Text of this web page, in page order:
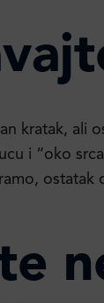
kratak, ali
i “oko
ostatak